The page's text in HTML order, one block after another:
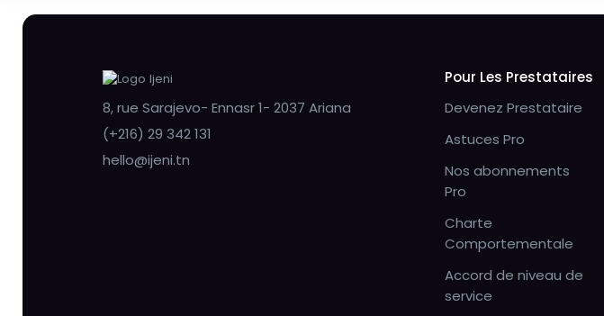
8, rue Sarajevo- Ennasr 1- 2037 Ariana
(+216) 29 342 131
hello@ijeni.tn
Pour Les Prestataires
Devenez Prestataire
Astuces Pro
Nos abonnements
Pro
Charte
Comportementale
Accord de niveau de
service